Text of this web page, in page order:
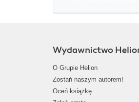
Wydawnictwo
O Grupie Helion
Zostań naszym autorem!
Oceń książkę